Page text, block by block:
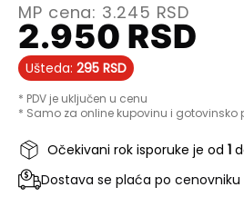
MP cena: 3.245 RSD
2.950 RSD
Ušteda: 295 RSD
* PDV je uključen u cenu
* Samo za online kupovinu i gotovinsko
Očekivani rok isporuke je od 1
Dostava se plaća po